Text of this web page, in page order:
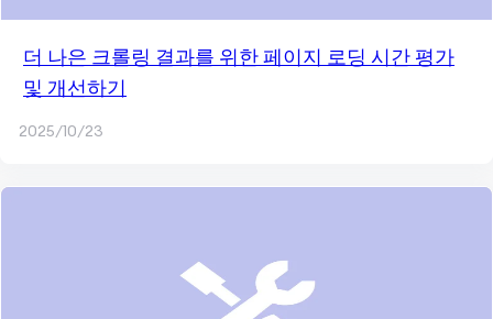
더 나은 크롤링 결과를 위한 페이지 로딩 시간 평가
및 개선하기
2025/10/23